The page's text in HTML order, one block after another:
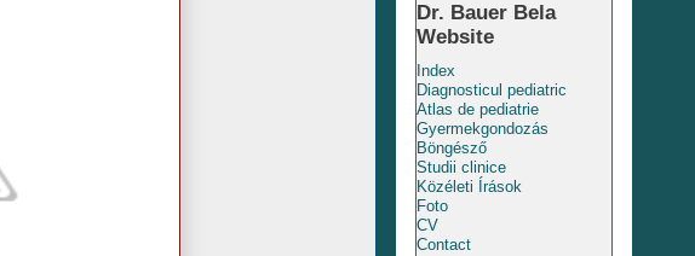
Dr. Bauer Bela
Website
Index
Diagnosticul pediatric
Atlas de pediatrie
Gyermekgondozás
Böngésző
Studii clinice
Közéleti Írások
Foto
CV
Contact